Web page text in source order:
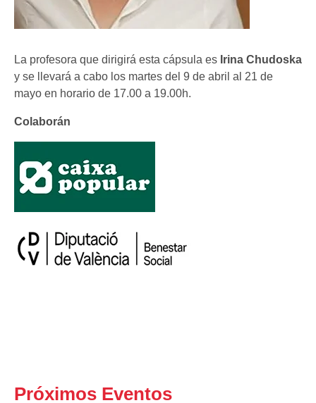
La profesora que dirigirá esta cápsula es Irina Chudoska
y se llevará a cabo los martes del 9 de abril al 21 de
mayo en horario de 17.00 a 19.00h.
Colaborán
Próximos Eventos